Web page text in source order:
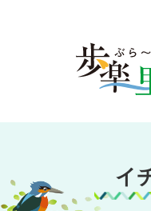
文
キ
歩楽
り
イ